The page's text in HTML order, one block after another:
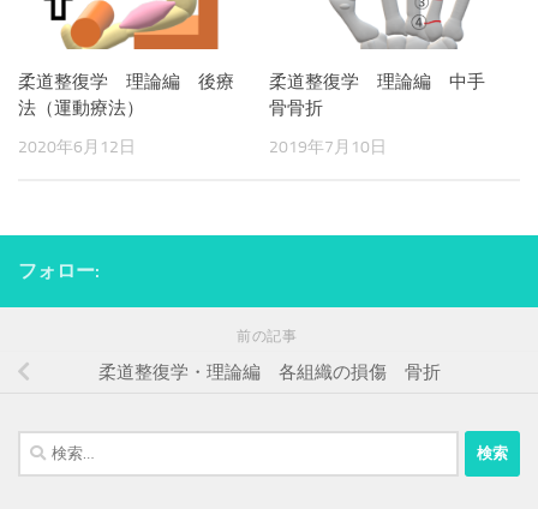
柔道整復学 理論編 後療
法（運動療法）
2020年6月12日
柔道整復学 理論編 中手
骨骨折
2019年7月10日
フォロー:
前の記事
柔道整復学・理論編 各組織の損傷 骨折
検
索: